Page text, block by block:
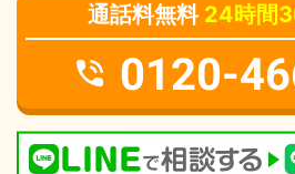
通話料無料 24時間
0120-